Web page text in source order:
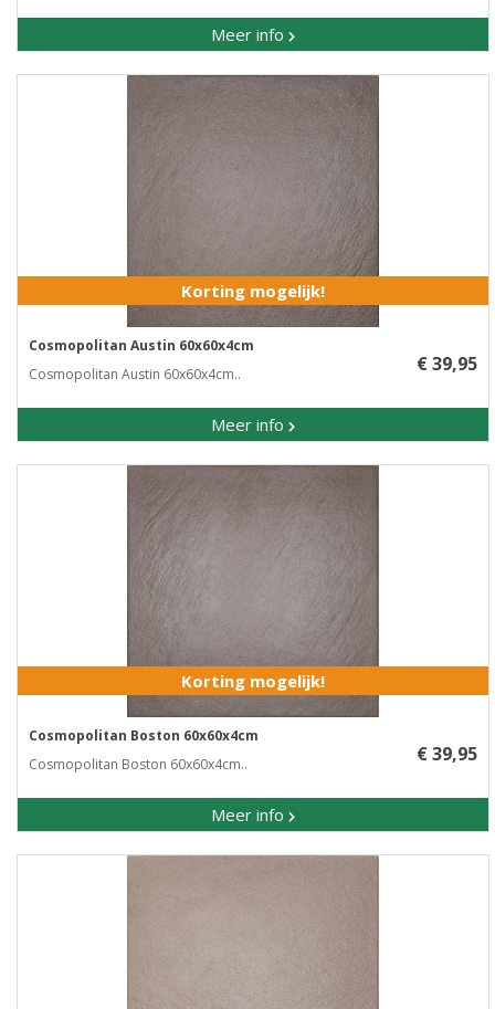
Meer info
Korting mogelijk!
Cosmopolitan Austin 60x60x4cm
Cosmopolitan Austin 60x60x4cm..
Meer info
€ 39,95
Korting mogelijk!
Cosmopolitan Boston 60x60x4cm
Cosmopolitan Boston 60x60x4cm..
Meer info
€ 39,95